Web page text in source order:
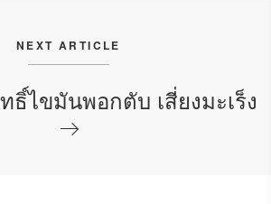
NEXT ARTICLE
ไขมันพอกตับ เสี่ยงมะเร็ง